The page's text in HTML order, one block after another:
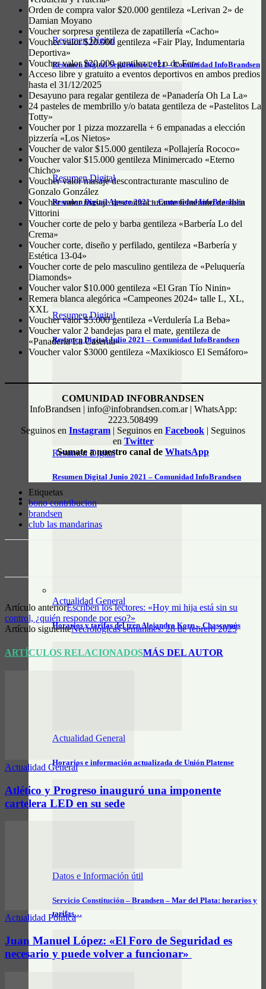
Resumen Digital
Resumen Digital Septiembre 2021 – Comunidad InfoBrandsen
Resumen Digital
Resumen Digital Agosto 2021 – Comunidad InfoBrandsen
Resumen Digital
Resumen Digital Julio 2021 – Comunidad InfoBrandsen
Resumen Digital
Resumen Digital Junio 2021 – Comunidad InfoBrandsen
DATOS ÚTILES
Actualidad General
Horarios y tarifas del tren Alejandro Korn – Chascomús
Actualidad General
Horarios e información actualizada de Unión Platense
Datos e Información útil
Servicio Constitución – Brandsen – Mar del Plata: horarios y
tarifas…
Orden de compra valor $20.000 gentileza «Lerivan 2» de
Damian Moyano
Voucher sorpresa gentileza de zapatillería «Cacho»
Voucher valor $20.000 gentileza «Fair Play, Indumentaria
Deportiva»
Voucher valor $20.000 gentileza «Lo de Fer»
Acceso libre y gratuito a eventos deportivos en ambos predios
hasta el 31/12/2025
Desayuno para regalar gentileza de «Panadería Oh La La»
24 pasteles de membrillo y/o batata gentileza de «Pastelitos La
Totty»
Voucher por 1 pizza mozzarella + 6 empanadas a elección
pizzería «Los Nietos»
Voucher de valor $15.000 gentileza «Pollajería Rococo»
Voucher valor $15.000 gentileza Minimercado «Eterno
Chicho»
Voucher valor masaje descontracturante masculino de
Gonzalo González
Voucher valor masaje descontracturante femenino de Julia
Vittorini
Voucher corte de pelo y barba gentileza «Barbería Lo del
Crema»
Voucher corte, diseño y perfilado, gentileza «Barbería y
Estética 13-04»
Voucher corte de pelo masculino gentileza de «Peluquería
Diamonds»
Voucher valor $10.000 gentileza «El Gran Tío Ninin»
Remera blanca alegórica «Campeones 2024» talle L, XL,
XXL
Voucher valor $5.000 gentileza «Verdulería La Beba»
Voucher valor 2 bandejas para el mate, gentileza de
«Panadería La Caserita»
Voucher valor $3000 gentileza «Maxikiosco El Semáforo»
COMUNIDAD INFOBRANDSEN
InfoBrandsen | info@infobrandsen.com.ar | WhatsApp:
2223.508499
Seguinos en Instagram | Seguinos en Facebook | Seguinos
en Twitter
Sumate a nuestro canal de WhatsApp
Etiquetas
bono contribucion
brandsen
club las mandarinas
Artículo anteriorEscriben los lectores: «Hoy mi hija está sin su
control, ¿quién responde por eso?»
Artículo siguienteNecrológicas semanales: 28 de febrero 2025
ARTÍCULOS RELACIONADOSMÁS DEL AUTOR
Actualidad General
Atlético y Progreso inauguró una imponente
cartelera LED en su sede
Actualidad Política
Juan Manuel López: «El Foro de Seguridad es
necesario y puede volver a funcionar»